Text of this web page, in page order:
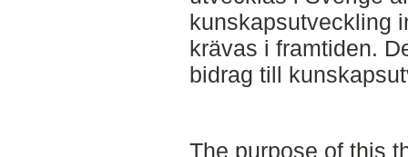
kunskapsutveckling
krävas i framtiden.
bidrag till
The purpose of this